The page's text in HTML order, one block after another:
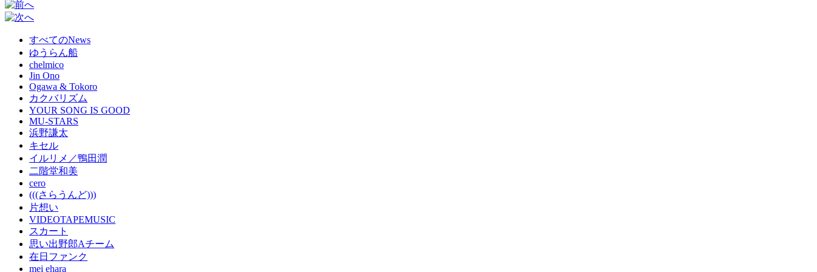
すべてのNews
ゆうらん船
chelmico
Jin Ono
Ogawa & Tokoro
カクバリズム
YOUR SONG IS GOOD
MU-STARS
浜野謙太
キセル
イルリメ／鴨田潤
二階堂和美
cero
(((さらうんど)))
片想い
VIDEOTAPEMUSIC
スカート
思い出野郎Aチーム
在日ファンク
mei ehara